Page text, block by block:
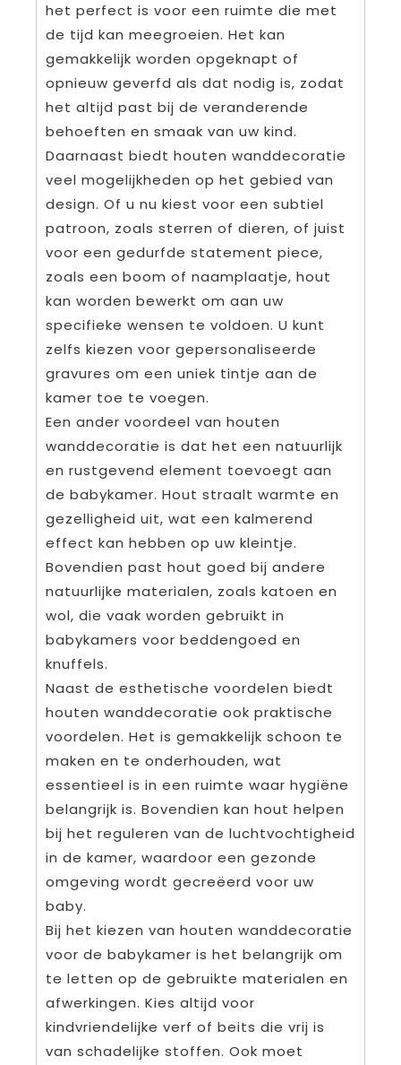
het perfect is voor een ruimte die met
de tijd kan meegroeien. Het kan
gemakkelijk worden opgeknapt of
opnieuw geverfd als dat nodig is, zodat
het altijd past bij de veranderende
behoeften en smaak van uw kind.
Daarnaast biedt houten wanddecoratie
veel mogelijkheden op het gebied van
design. Of u nu kiest voor een subtiel
patroon, zoals sterren of dieren, of juist
voor een gedurfde statement piece,
zoals een boom of naamplaatje, hout
kan worden bewerkt om aan uw
specifieke wensen te voldoen. U kunt
zelfs kiezen voor gepersonaliseerde
gravures om een uniek tintje aan de
kamer toe te voegen.
Een ander voordeel van houten
wanddecoratie is dat het een natuurlijk
en rustgevend element toevoegt aan
de babykamer. Hout straalt warmte en
gezelligheid uit, wat een kalmerend
effect kan hebben op uw kleintje.
Bovendien past hout goed bij andere
natuurlijke materialen, zoals katoen en
wol, die vaak worden gebruikt in
babykamers voor beddengoed en
knuffels.
Naast de esthetische voordelen biedt
houten wanddecoratie ook praktische
voordelen. Het is gemakkelijk schoon te
maken en te onderhouden, wat
essentieel is in een ruimte waar hygiëne
belangrijk is. Bovendien kan hout helpen
bij het reguleren van de luchtvochtigheid
in de kamer, waardoor een gezonde
omgeving wordt gecreëerd voor uw
baby.
Bij het kiezen van houten wanddecoratie
voor de babykamer is het belangrijk om
te letten op de gebruikte materialen en
afwerkingen. Kies altijd voor
kindvriendelijke verf of beits die vrij is
van schadelijke stoffen. Ook moet